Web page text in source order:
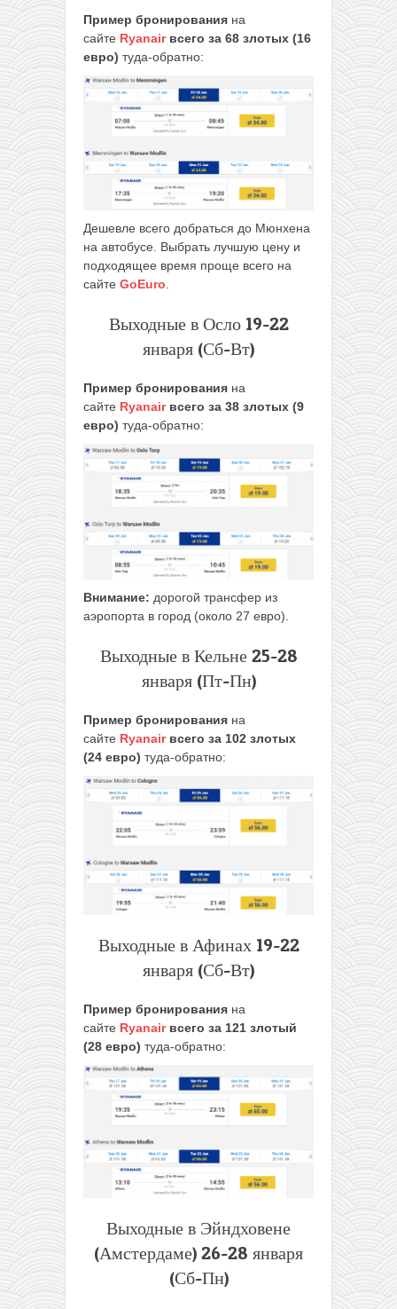
Пример бронирования на
сайте Ryanair всего за 68 злотых (16
евро) туда-обратно:
Дешевле всего добраться до Мюнхена
на автобусе. Выбрать лучшую цену и
подходящее время проще всего на
сайте GoEuro
Выходные в Осло 19-22
января (Сб-Вт)
Пример бронирования на
сайте Ryanair всего за 38 злотых (9
евро) туда-обратно:
Внимание: дорогой трансфер из
аэропорта в город (около 27 евро).
Выходные в Кельне 25-28
января (Пт-Пн)
Пример бронирования на
сайте Ryanair всего за 102 злотых
(24 евро) туда-обратно:
Выходные в Афинах 19-22
января (Сб-Вт)
Пример бронирования на
сайте Ryanair всего за 121 злотый
(28 евро) туда-обратно:
Выходные в Эйндховене
(Амстердаме) 26-28 января
(Сб-Пн)